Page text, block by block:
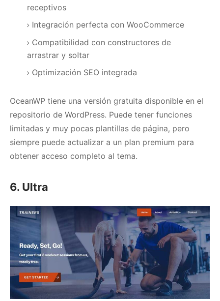
receptivos
Integración perfecta con WooCommerce
Compatibilidad con constructores de
arrastrar y soltar
Optimización SEO integrada
OceanWP tiene una versión gratuita disponible en el
repositorio de WordPress. Puede tener funciones
limitadas y muy pocas plantillas de página, pero
siempre puede actualizar a un plan premium para
obtener acceso completo al tema.
6. Ultra